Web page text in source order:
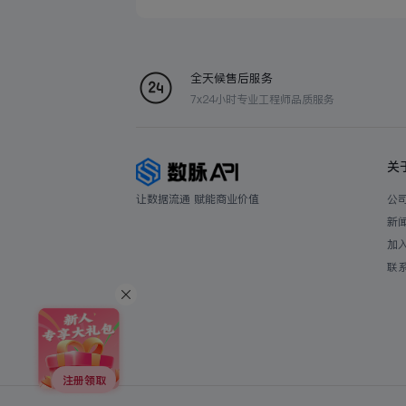
注册领取
全天候售后服务
7x24小时专业工程师品质服务
让数据流通 赋能商业价值
关
公
新
加
联